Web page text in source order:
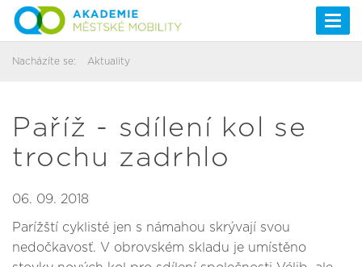
Nacházíte se: Aktuality
Paříž - sdílení kol se
trochu zadrhlo
06. 09. 2018
Parížští cyklisté jen s námahou skrývají svou
nedočkavosť. V obrovském skladu je umístěno